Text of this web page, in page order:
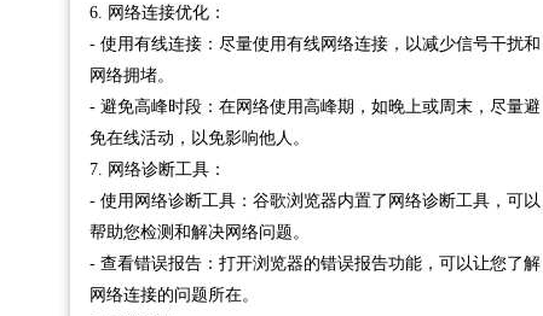
6. 网络连接优化：
- 使用有线连接：尽量使用有线网络连接，以减少信号干扰和
网络拥堵。
- 避免高峰时段：在网络使用高峰期，如晚上或周末，尽量避
免在线活动，以免影响他人。
7. 网络诊断工具：
- 使用网络诊断工具：谷歌浏览器内置了网络诊断工具，可以
帮助您检测和解决网络问题。
- 查看错误报告：打开浏览器的错误报告功能，可以让您了解
网络连接的问题所在。